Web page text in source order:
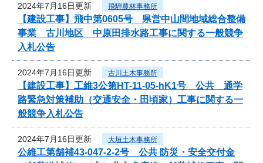
2024年7月16日更新 飛騨農林事務所
【建設工事】飛中第0605号 県営中山間地域総合整備
事業 古川地区 中原田排水路工事に関する一般競争
入札公告
2024年7月16日更新 古川土木事務所
【建設工事】工維3公第HT-11-05-hK1号 公共 通学
路緊急対策補助（交通安全・田頃家）工事に関する一
般競争入札公告
2024年7月16日更新 大垣土木事務所
公維工第舗補43-047-2-2号 公共 防災・安全交付金